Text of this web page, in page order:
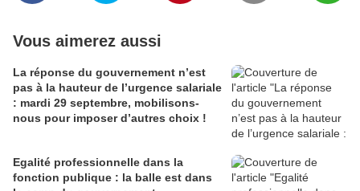
Vous aimerez aussi
La réponse du gouvernement n’est
pas à la hauteur de l’urgence salariale
: mardi 29 septembre, mobilisons-
nous pour imposer d’autres choix !
Egalité professionnelle dans la
fonction publique : la balle est dans